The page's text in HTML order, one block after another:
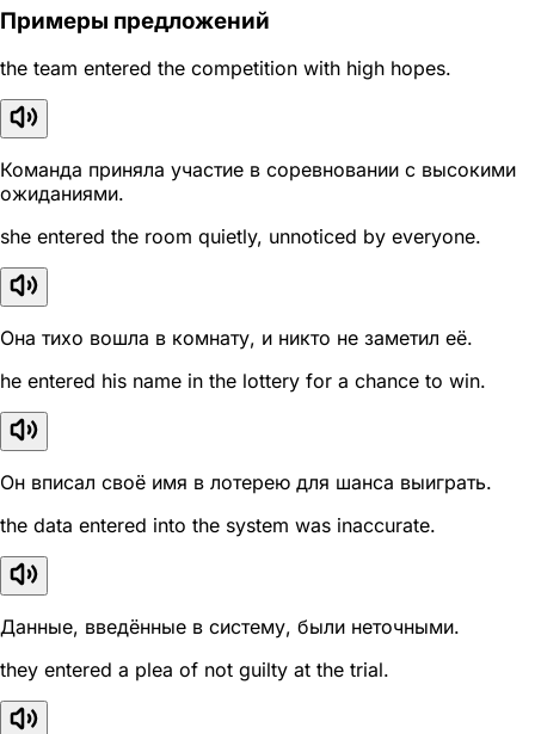
Примеры предложений
the team entered the competition with high hopes.
Команда приняла участие в соревновании с высокими
ожиданиями.
she entered the room quietly, unnoticed by everyone.
Она тихо вошла в комнату, и никто не заметил её.
he entered his name in the lottery for a chance to win.
Он вписал своё имя в лотерею для шанса выиграть.
the data entered into the system was inaccurate.
Данные, введённые в систему, были неточными.
they entered a plea of not guilty at the trial.